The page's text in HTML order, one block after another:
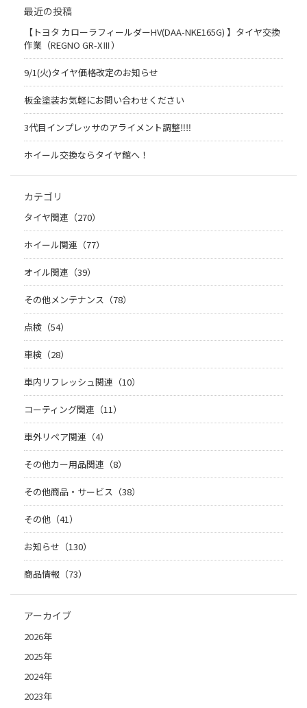
最近の投稿
【トヨタ カローラフィールダーHV(DAA-NKE165G) 】タイヤ交換
作業（REGNO GR-XⅢ）
9/1(火)タイヤ価格改定のお知らせ
板金塗装お気軽にお問い合わせください
3代目インプレッサのアライメント調整‼︎‼︎
ホイール交換ならタイヤ館へ！
カテゴリ
タイヤ関連（270）
ホイール関連（77）
オイル関連（39）
その他メンテナンス（78）
点検（54）
車検（28）
車内リフレッシュ関連（10）
コーティング関連（11）
車外リペア関連（4）
その他カー用品関連（8）
その他商品・サービス（38）
その他（41）
お知らせ（130）
商品情報（73）
アーカイブ
2026年
2025年
2024年
2023年